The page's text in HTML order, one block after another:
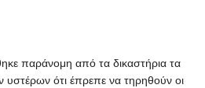
παράνομη από τα δικαστήρια τα
ότι έπρεπε να τηρηθούν οι